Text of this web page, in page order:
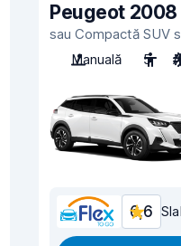
Peugeot 2008
sau Compactă SUV
Manuală
5
6,6